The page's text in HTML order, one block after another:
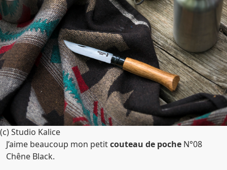
(c) Studio Kalice
J’aime beaucoup mon petitcouteau de poche N°08
Chêne Black.